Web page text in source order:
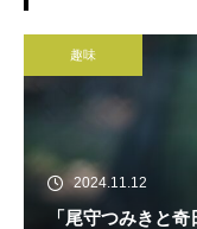
趣味
2024.11.12
「尾守つみきと